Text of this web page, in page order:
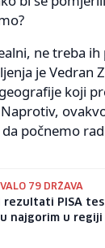
ne treba
je Vedran
koji
počnemo
79 DRŽAVA
rezultati PISA
najgorim u regiji